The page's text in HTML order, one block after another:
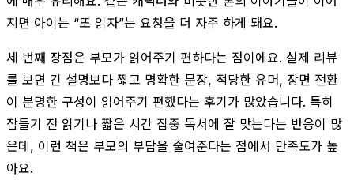
지면 아이는 “또 읽자”는 요청을 더 자주 하게 돼요.
세 번째 장점은 부모가 읽어주기 편하다는 점이에요. 실제 리뷰
를 보면 긴 설명보다 짧고 명확한 문장, 적당한 유머, 장면 전환
이 분명한 구성이 읽어주기 편했다는 후기가 많았습니다. 특히
잠들기 전 읽기나 짧은 시간 집중 독서에 잘 맞는다는 반응이 많
은데, 이런 책은 부모의 부담을 줄여준다는 점에서 만족도가 높
아요.